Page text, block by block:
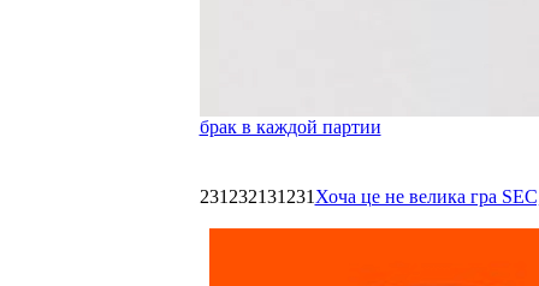
брак в каждой партии
231232131231 Хоча це не велика гра